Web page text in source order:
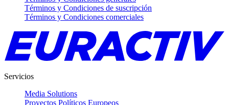
Términos y Condiciones de suscripción
Términos y Condiciones comerciales
Servicios
Media Solutions
Proyectos Políticos Europeos